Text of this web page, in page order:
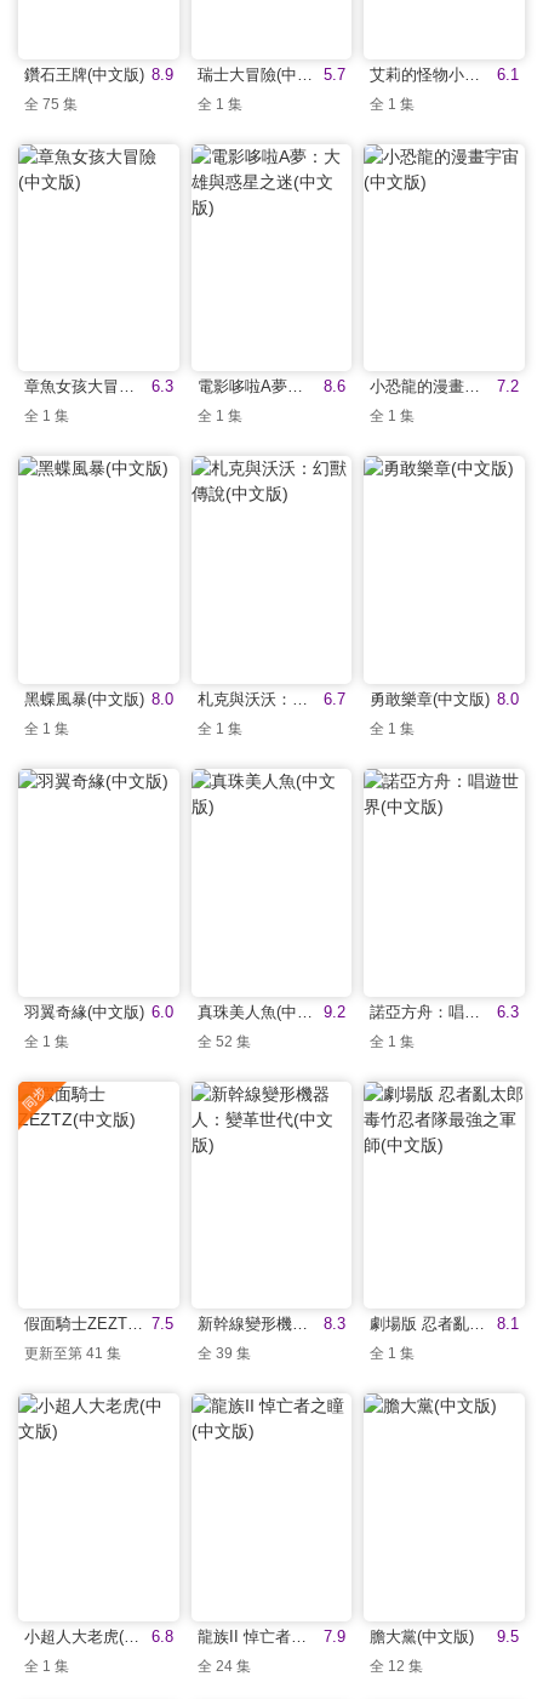
8.9
鑽石王牌(中文版)
全 75 集
5.7
全 1 集
6.1
全 1 集
6.3
章魚女孩大冒險(中文版)
全 1 集
8.6
電影哆啦A夢：大雄與惑星之迷(中文版)
全 1 集
7.2
小恐龍的漫畫宇宙(中文版)
全 1 集
8.0
黑蝶風暴(中文版)
全 1 集
6.7
全 1 集
8.0
勇敢樂章(中文版)
全 1 集
6.0
羽翼奇緣(中文版)
全 1 集
9.2
全 52 集
6.3
全 1 集
7.5
假面騎士ZEZTZ(中文版)
更新至第 41 集
8.3
新幹線變形機器人：變革世代(中文版)
全 39 集
8.1
劇場版 忍者亂太郎 毒竹忍者隊最強之軍師(中文版)
全 1 集
6.8
全 1 集
7.9
龍族II 悼亡者之瞳(中文版)
全 24 集
9.5
膽大黨(中文版)
全 12 集